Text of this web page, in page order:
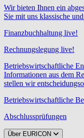
Wir bieten Ihnen ein
Sie mit uns klassische
Finanzbuchhaltung live!
Rechnungslegung live!
Betriebswirtschaftliche
Informationen aus dem
stellen wir
Betriebswirtschaftliche
Abschlussprüfungen
Über EURICON